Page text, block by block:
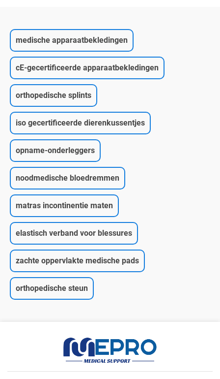
medische apparaatbekledingen
cE-gecertificeerde apparaatbekledingen
orthopedische splints
iso gecertificeerde dierenkussentjes
opname-onderleggers
noodmedische bloedremmen
matras incontinentie maten
elastisch verband voor blessures
zachte oppervlakte medische pads
orthopedische steun